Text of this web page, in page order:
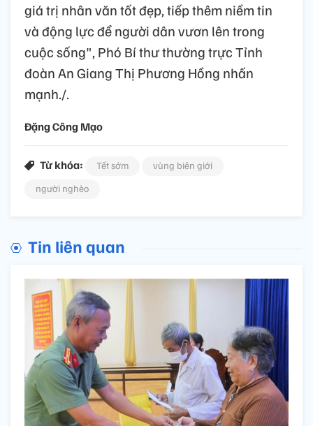
giá trị nhân văn tốt đẹp, tiếp thêm niềm tin
và động lực để người dân vươn lên trong
cuộc sống", Phó Bí thư thường trực Tỉnh
đoàn An Giang Thị Phương Hồng nhấn
mạnh./.
Đặng Công Mạo
Từ khóa: Tết sớm
vùng biên giới
người nghèo
Tin liên quan